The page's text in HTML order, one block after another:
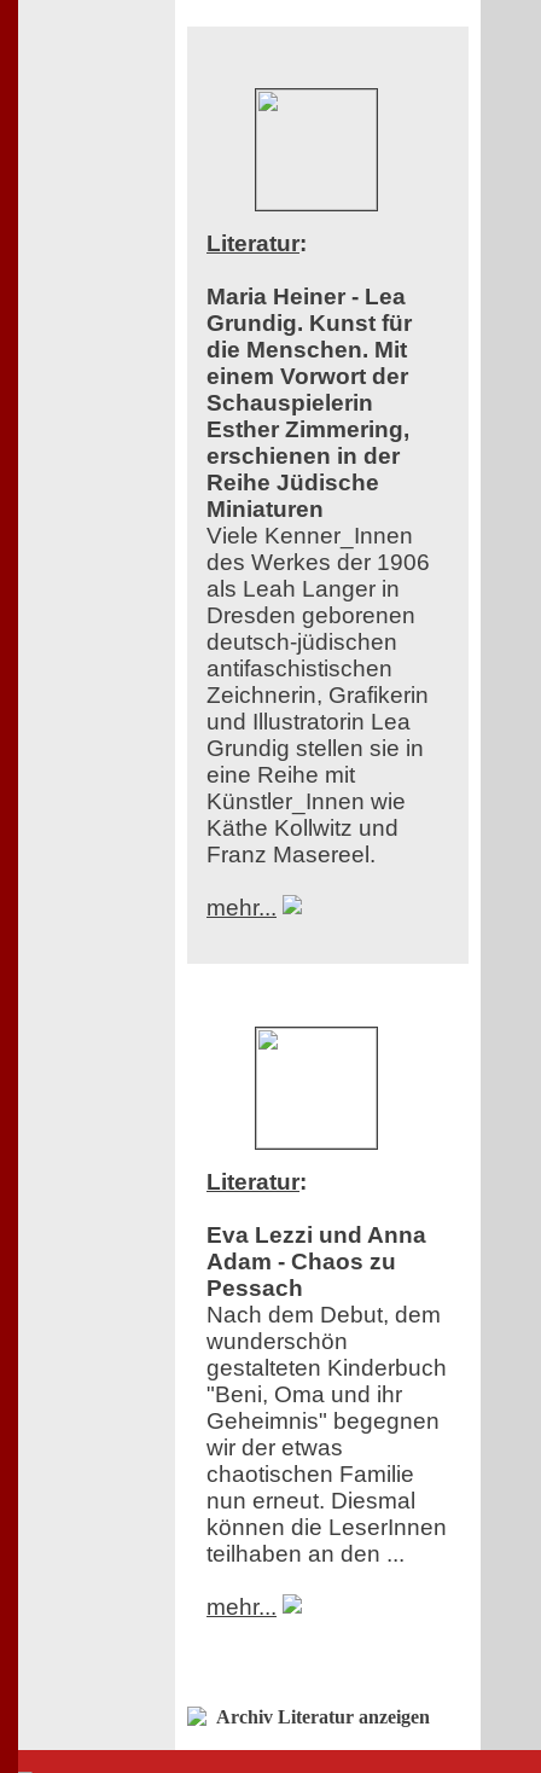
Literatur:
Maria Heiner - Lea
Grundig. Kunst für
die Menschen. Mit
einem Vorwort der
Schauspielerin
Esther Zimmering,
erschienen in der
Reihe Jüdische
Miniaturen
Viele Kenner_Innen
des Werkes der 1906
als Leah Langer in
Dresden geborenen
deutsch-jüdischen
antifaschistischen
Zeichnerin, Grafikerin
und Illustratorin Lea
Grundig stellen sie in
eine Reihe mit
Künstler_Innen wie
Käthe Kollwitz und
Franz Masereel.
mehr...
Literatur:
Eva Lezzi und Anna
Adam - Chaos zu
Pessach
Nach dem Debut, dem
wunderschön
gestalteten Kinderbuch
"Beni, Oma und ihr
Geheimnis" begegnen
wir der etwas
chaotischen Familie
nun erneut. Diesmal
können die LeserInnen
teilhaben an den ...
mehr...
Archiv Literatur anzeigen